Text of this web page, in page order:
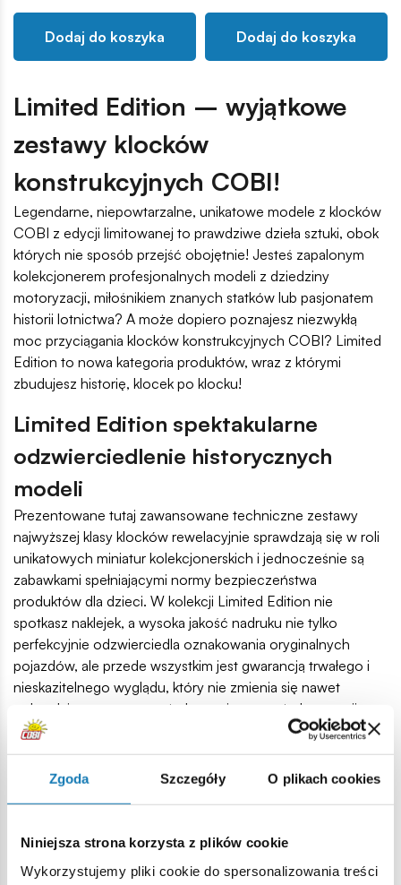
Zgoda Szczegóły O plikach cookies
Niniejsza strona korzysta z plików cookie
Wykorzystujemy pliki cookie do spersonalizowania treści
Dodaj do koszyka Dodaj do koszyka
Limited Edition – wyjątkowe
zestawy klocków
konstrukcyjnych COBI!
Legendarne, niepowtarzalne, unikatowe modele z klocków
COBI z edycji limitowanej to prawdziwe dzieła sztuki, obok
których nie sposób przejść obojętnie! Jesteś zapalonym
kolekcjonerem profesjonalnych modeli z dziedziny
motoryzacji, miłośnikiem znanych statków lub pasjonatem
historii lotnictwa? A może dopiero poznajesz niezwykłą
moc przyciągania klocków konstrukcyjnych COBI? Limited
Edition to nowa kategoria produktów, wraz z którymi
zbudujesz historię, klocek po klocku!
Limited Edition spektakularne
odzwierciedlenie historycznych
modeli
Prezentowane tutaj zawansowane techniczne zestawy
najwyższej klasy klocków rewelacyjnie sprawdzają się w roli
unikatowych miniatur kolekcjonerskich i jednocześnie są
zabawkami spełniającymi normy bezpieczeństwa
produktów dla dzieci. W kolekcji Limited Edition nie
spotkasz naklejek, a wysoka jakość nadruku nie tylko
perfekcyjnie odzwierciedla oznakowania oryginalnych
pojazdów, ale przede wszystkim jest gwarancją trwałego i
nieskazitelnego wyglądu, który nie zmienia się nawet
wskutek intensywnego użytkowania, czy też ekspozycji na
promienie słoneczne.
Klocki konstrukcyjne COBI – wybór
na lata
motoryzacji, lotnictwa i marynarki wojennej to
pierwszorzędna propozycja wartościowego upominku dla